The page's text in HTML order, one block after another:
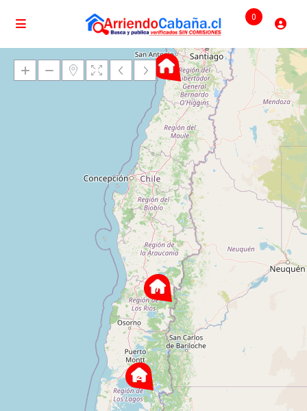
0
2
7
Cargando mapas